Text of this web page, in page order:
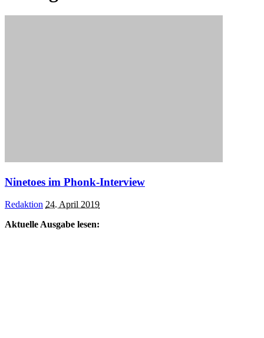
Ninetoes im Phonk-Interview
Posted
Redaktion 24. April 2019
Aktuelle Ausgabe lesen: